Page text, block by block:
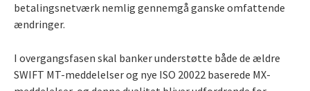
betalingsnetværk nemlig gennemgå ganske omfattende
ændringer.
I overgangsfasen skal banker understøtte både de ældre
SWIFT MT-meddelelser og nye ISO 20022 baserede MX-